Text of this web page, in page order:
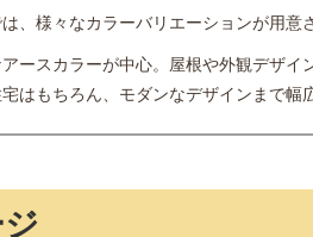
、様々なカラーバリエーションが用意
ースカラーが中心。屋根や外観デザイ
はもちろん、モダンなデザインまで幅